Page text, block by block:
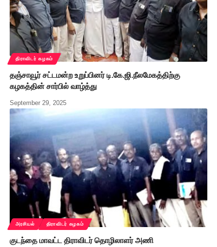
திராவிடர் கழகம்
தஞ்சாவூர் சட்டமன்ற உறுப்பினர் டி.கே.ஜி.நீலமேகத்திற்கு
கழகத்தின் சார்பில் வாழ்த்து
September 29, 2025
அரசியல் திராவிடர் கழகம்
குடந்தை மாவட்ட திராவிடர் தொழிலாளர் அணி